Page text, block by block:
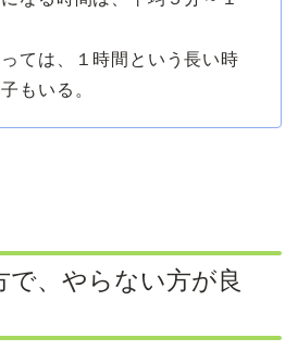
ては、１時間という長い時
もいる。
で、やらない方が良